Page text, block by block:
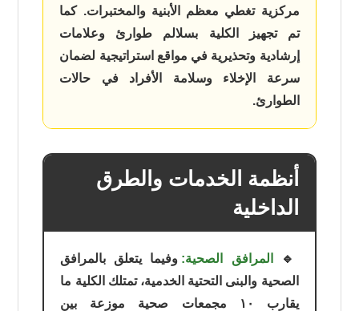
مركزية تغطي معظم الأبنية والمختبرات. كما
تم تجهيز الكلية بسلالم طوارئ وعلامات
إرشادية وتحذيرية في مواقع استراتيجية لضمان
سرعة الإخلاء وسلامة الأفراد في حالات
الطوارئ.
أنظمة الخدمات والطرق
الداخلية
🔹 المرافق الصحية: وفيما يتعلق بالمرافق
الصحية والبنى التحتية الخدمية، تمتلك الكلية ما
يقارب ١٠ مجمعات صحية موزعة بين